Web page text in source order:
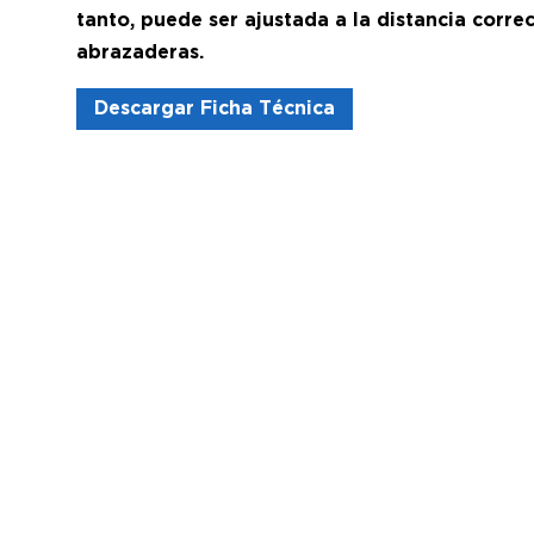
tanto, puede ser ajustada a la distancia
abrazaderas.
Descargar Ficha Técnica